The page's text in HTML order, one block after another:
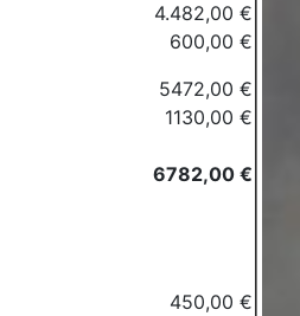
4.482,00 €
600,00 €
5472,00 €
1130,00 €
6782,00 €
450,00 €